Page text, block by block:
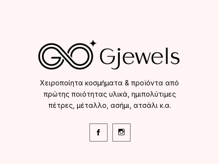
Χειροποίητα κοσμήματα & προϊόντα από
πρώτης ποιότητας υλικά, ημιπολύτιμες
πέτρες, μέταλλο, ασήμι, ατσάλι κ.α.